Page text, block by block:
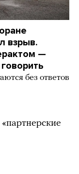
взрыв.
—
без ответов